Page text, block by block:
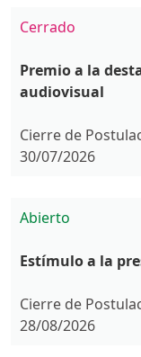
Cerrado
Premio a la
audiovisual
Cierre de
30/07/2026
Abierto
Estímulo a la
Cierre de
28/08/2026